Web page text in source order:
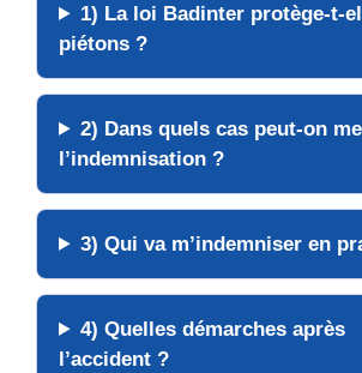
1) La loi Badinter protège-t-
piétons ?
2) Dans quels cas peut-on me
l’indemnisation ?
3) Qui va m’indemniser en
4) Quellesdémarches après
l’accident ?